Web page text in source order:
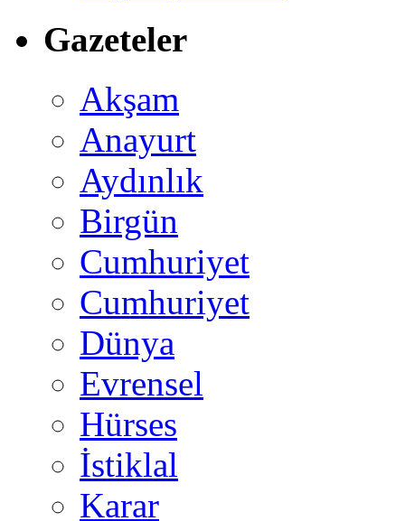
Gazeteler
Akşam
Anayurt
Aydınlık
Birgün
Cumhuriyet
Cumhuriyet
Dünya
Evrensel
Hürses
İstiklal
Karar